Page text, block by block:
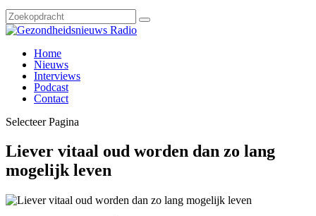
Home
Nieuws
Interviews
Podcast
Contact
Selecteer Pagina
Liever vitaal oud worden dan zo lang
mogelijk leven